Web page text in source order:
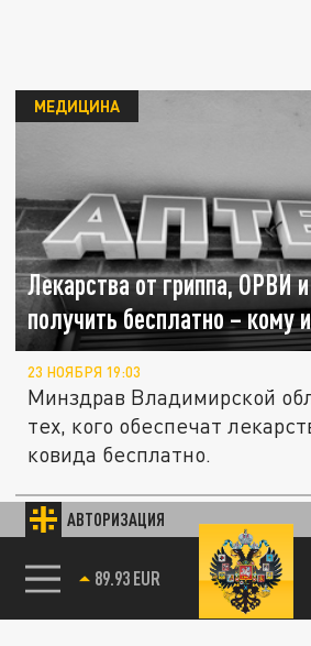
АВТОРИЗАЦИЯ
85.64 BRENT
Лекарства от гриппа, ОРВИ
получить бесплатно – кому
МЕДИЦИНА
23 НОЯБРЯ 19:03
Минздрав Владимирской
тех, кого обеспечат
ковида бесплатно.
Льготникам разрешат
бесплатными лекарствами и
ОБЩЕСТВО